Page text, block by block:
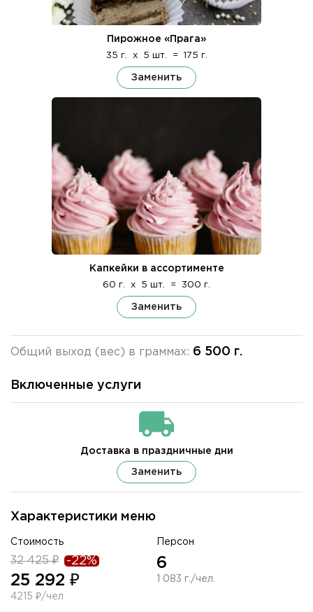
Характеристики меню
Стоимость
32 425 ₽ -22%
25 292 ₽
4215 ₽/чел
Персон
6
1 083 г./чел.
Пирожное «Прага»
35 г. x 5 шт. = 175 г.
Заменить
Капкейки в ассортименте
60 г. x 5 шт. = 300 г.
Заменить
Общий выход (вес) в граммах: 6 500 г.
Включенные услуги
Доставка в праздничные дни
Заменить